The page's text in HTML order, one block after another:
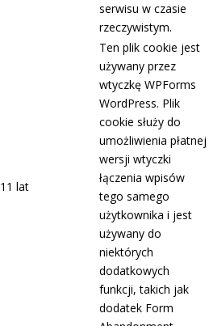
serwisu w czasie
rzeczywistym.
11 lat
Ten plik cookie jest
używany przez
wtyczkę WPForms
WordPress. Plik
cookie służy do
umożliwienia płatnej
wersji wtyczki
łączenia wpisów
tego samego
użytkownika i jest
używany do
niektórych
dodatkowych
funkcji, takich jak
dodatek Form